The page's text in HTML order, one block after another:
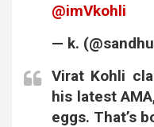
@imVkohli
— k.
Virat Kohli
his latest
eggs. That’s